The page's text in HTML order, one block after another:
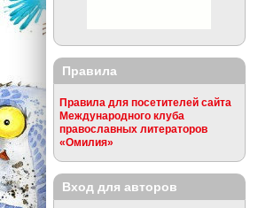
Правила
Правила для посетителей сайта
Международного клуба
православных литераторов
«Омилия»
Вход для авторов